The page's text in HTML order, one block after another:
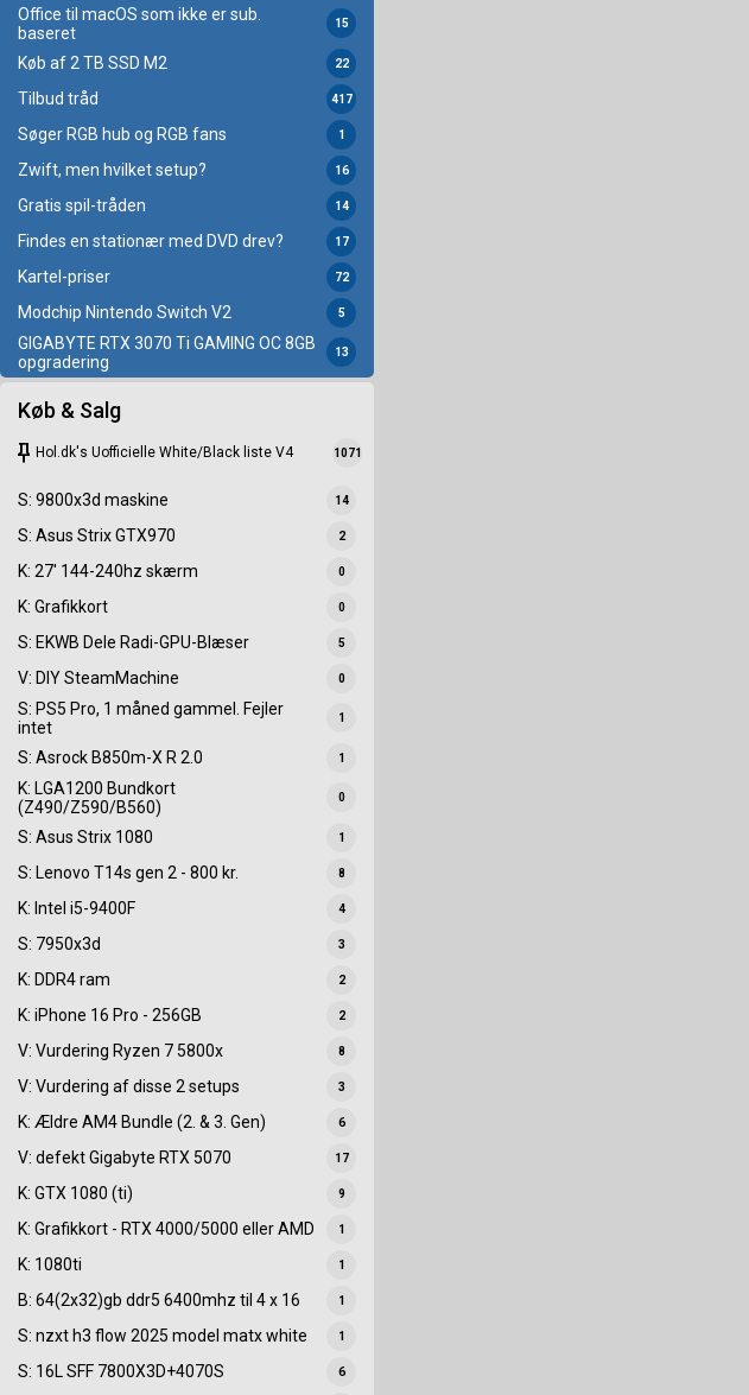
Office til macOS som ikke er sub.
baseret
15
Køb af 2 TB SSD M2 22
Tilbud tråd 417
Søger RGB hub og RGB fans 1
Zwift, men hvilket setup? 16
Gratis spil-tråden 14
Findes en stationær med DVD drev? 17
Kartel-priser 72
Modchip Nintendo Switch V2 5
GIGABYTE RTX 3070 Ti GAMING OC 8GB
opgradering
13
Køb & Salg
keep Hol.dk's Uofficielle White/Black liste V4 1071
S: 9800x3d maskine 14
S: Asus Strix GTX970 2
K: 27' 144-240hz skærm 0
K: Grafikkort 0
S: EKWB Dele Radi-GPU-Blæser 5
V: DIY SteamMachine 0
S: PS5 Pro, 1 måned gammel. Fejler
intet
1
S: Asrock B850m-X R 2.0 1
K: LGA1200 Bundkort
(Z490/Z590/B560)
0
S: Asus Strix 1080 1
S: Lenovo T14s gen 2 - 800 kr. 8
K: Intel i5-9400F 4
S: 7950x3d 3
K: DDR4 ram 2
K: iPhone 16 Pro - 256GB 2
V: Vurdering Ryzen 7 5800x 8
V: Vurdering af disse 2 setups 3
K: Ældre AM4 Bundle (2. & 3. Gen) 6
V: defekt Gigabyte RTX 5070 17
K: GTX 1080 (ti) 9
K: Grafikkort - RTX 4000/5000 eller AMD 1
K: 1080ti 1
B: 64(2x32)gb ddr5 6400mhz til 4 x 16 1
S: nzxt h3 flow 2025 model matx white 1
S: 16L SFF 7800X3D+4070S 6